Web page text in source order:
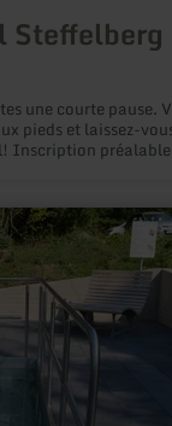
Steffelberg
une courte pause.
pieds et laissez-
Inscription préalable